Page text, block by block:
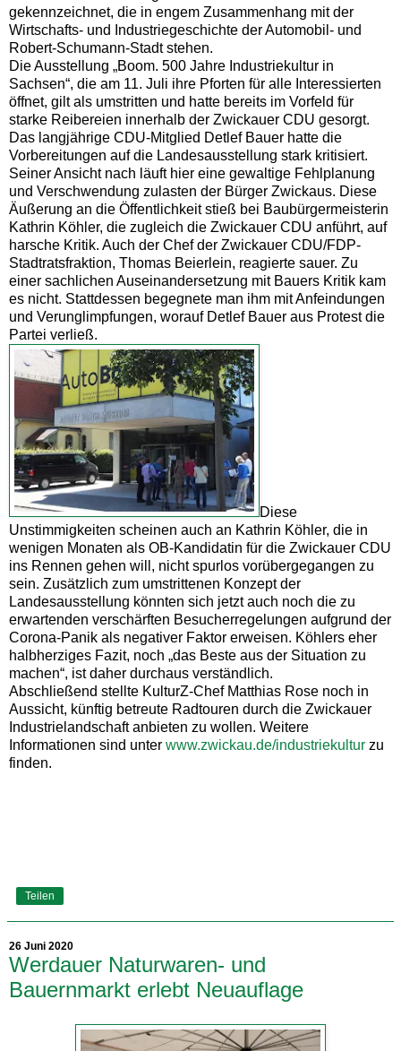
gekennzeichnet, die in engem Zusammenhang mit der
Wirtschafts- und Industriegeschichte der Automobil- und
Robert-Schumann-Stadt stehen.
Die Ausstellung „Boom. 500 Jahre Industriekultur in
Sachsen“, die am 11. Juli ihre Pforten für alle Interessierten
öffnet, gilt als umstritten und hatte bereits im Vorfeld für
starke Reibereien innerhalb der Zwickauer CDU gesorgt.
Das langjährige CDU-Mitglied Detlef Bauer hatte die
Vorbereitungen auf die Landesausstellung stark kritisiert.
Seiner Ansicht nach läuft hier eine gewaltige Fehlplanung
und Verschwendung zulasten der Bürger Zwickaus. Diese
Äußerung an die Öffentlichkeit stieß bei Baubürgermeisterin
Kathrin Köhler, die zugleich die Zwickauer CDU anführt, auf
harsche Kritik. Auch der Chef der Zwickauer CDU/FDP-
Stadtratsfraktion, Thomas Beierlein, reagierte sauer. Zu
einer sachlichen Auseinandersetzung mit Bauers Kritik kam
es nicht. Stattdessen begegnete man ihm mit Anfeindungen
und Verunglimpfungen, worauf Detlef Bauer aus Protest die
Partei verließ.
Diese
Unstimmigkeiten scheinen auch an Kathrin Köhler, die in
wenigen Monaten als OB-Kandidatin für die Zwickauer CDU
ins Rennen gehen will, nicht spurlos vorübergegangen zu
sein. Zusätzlich zum umstrittenen Konzept der
Landesausstellung könnten sich jetzt auch noch die zu
erwartenden verschärften Besucherregelungen aufgrund der
Corona-Panik als negativer Faktor erweisen. Köhlers eher
halbherziges Fazit, noch „das Beste aus der Situation zu
machen“, ist daher durchaus verständlich.
Abschließend stellte KulturZ-Chef Matthias Rose noch in
Aussicht, künftig betreute Radtouren durch die Zwickauer
Industrielandschaft anbieten zu wollen. Weitere
Informationen sind unter www.zwickau.de/industriekultur zu
finden.
Teilen
26 Juni 2020
Werdauer Naturwaren- und
Bauernmarkt erlebt Neuauflage